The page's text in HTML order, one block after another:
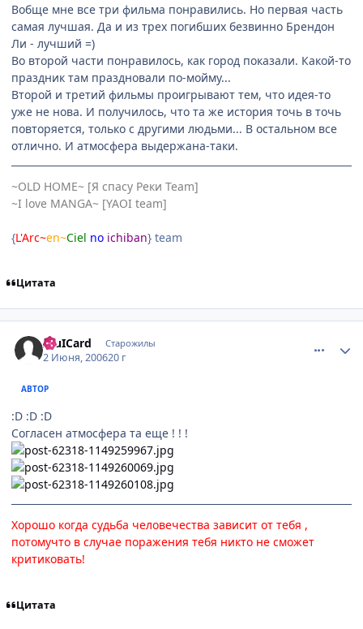
Вобще мне все три фильма понравились. Но первая часть
самая лучшая. Да и из трех погибших безвинно Брендон
Ли - лучший =)
Во второй части понравилось, как город показали. Какой-то
праздник там праздновали по-мойму...
Второй и третий фильмы проигрывают тем, что идея-то
уже не нова. И получилось, что та же история точь в точь
повторяется, только с другими людьми... В остальном все
отлично. И атмосфера выдержана-таки.
~OLD HOME~ [Я спасу Реки Team]
~I love MANGA~ [YAOI team]
{L'Arc~en~Ciel no ichiban} team
Цитата
AluICard Старожилы
2 Июня, 200620 г
АВТОР
:D :D :D
Согласен атмосфера та еще ! ! !
Хорошо когда судьба человечества зависит от тебя ,
потомучто в случае поражения тебя никто не сможет
критиковать!
Цитата